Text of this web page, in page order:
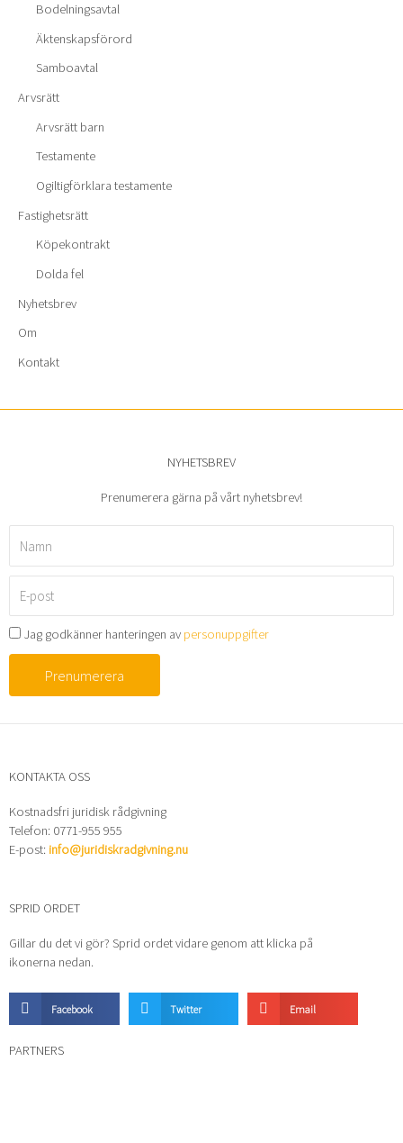
Bodelningsavtal
Äktenskapsförord
Samboavtal
Arvsrätt
Arvsrätt barn
Testamente
Ogiltigförklara testamente
Fastighetsrätt
Köpekontrakt
Dolda fel
Nyhetsbrev
Om
Kontakt
NYHETSBREV
Prenumerera gärna på vårt nyhetsbrev!
post
Jag godkänner hanteringen av personuppgifter
Prenumerera
KONTAKTA OSS
Kostnadsfri juridisk rådgivning
Telefon: 0771-955 955
E-post: info@juridiskradgivning.nu
SPRID ORDET
Gillar du det vi gör? Sprid ordet vidare genom att klicka på
ikonerna nedan.
Facebook Twitter Email
PARTNERS